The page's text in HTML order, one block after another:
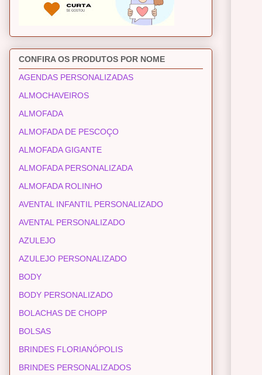
CONFIRA OS PRODUTOS POR NOME
AGENDAS PERSONALIZADAS
ALMOCHAVEIROS
ALMOFADA
ALMOFADA DE PESCOÇO
ALMOFADA GIGANTE
ALMOFADA PERSONALIZADA
ALMOFADA ROLINHO
AVENTAL INFANTIL PERSONALIZADO
AVENTAL PERSONALIZADO
AZULEJO
AZULEJO PERSONALIZADO
BODY
BODY PERSONALIZADO
BOLACHAS DE CHOPP
BOLSAS
BRINDES FLORIANÓPOLIS
BRINDES PERSONALIZADOS